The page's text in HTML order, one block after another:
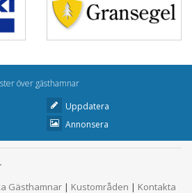
över gästhamnar
Uppdatera
Annonsera
Gästhamnar | Kustområden | Kontakta